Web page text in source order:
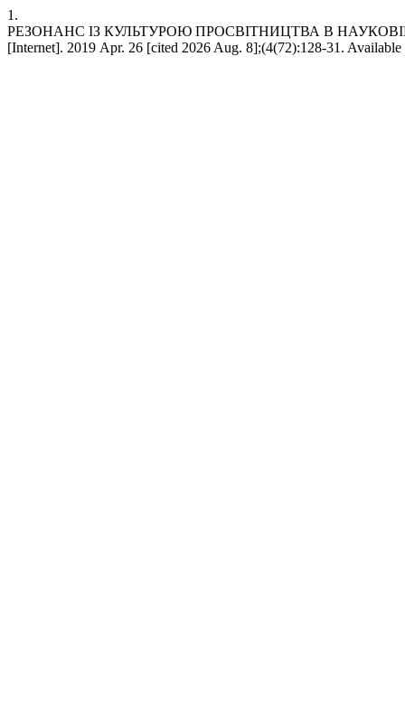
1.
РЕЗОНАНС ІЗ КУЛЬТУРОЮ ПРОСВІТНИЦТВА В
[Internet]. 2019 Apr. 26 [cited 2026 Aug. 8];(4(72):128-31.